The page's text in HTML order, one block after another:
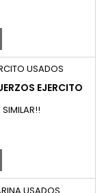
EJERCITO